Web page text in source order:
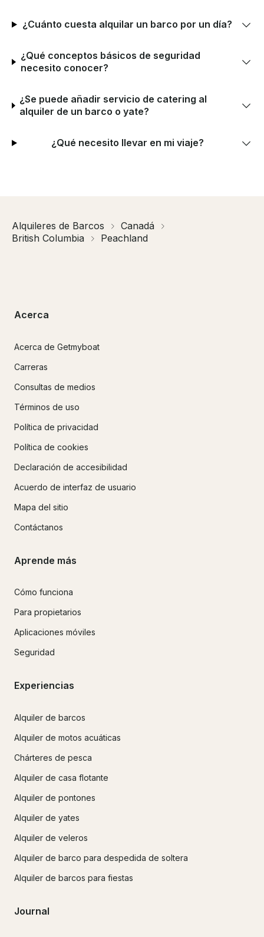
¿Cuánto cuesta alquilar un barco por un día?
¿Qué conceptos básicos de seguridad
necesito conocer?
¿Se puede añadir servicio de catering al
alquiler de un barco o yate?
¿Qué necesito llevar en mi viaje?
Alquileres de Barcos
Canadá
British Columbia
Peachland
Acerca
Acerca de Getmyboat
Carreras
Consultas de medios
Términos de uso
Política de privacidad
Política de cookies
Declaración de accesibilidad
Acuerdo de interfaz de usuario
Mapa del sitio
Contáctanos
Aprende más
Cómo funciona
Para propietarios
Aplicaciones móviles
Seguridad
Experiencias
Alquiler de barcos
Alquiler de motos acuáticas
Chárteres de pesca
Alquiler de casa flotante
Alquiler de pontones
Alquiler de yates
Alquiler de veleros
Alquiler de barco para despedida de soltera
Alquiler de barcos para fiestas
Journal